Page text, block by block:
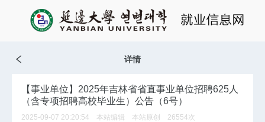
详情
【事业单位】2025年吉林省省直事业单位招聘625人
（含专项招聘高校毕业生）公告（6号）
2025-09-07 20:20:54 本站编辑 本站原创 26554次